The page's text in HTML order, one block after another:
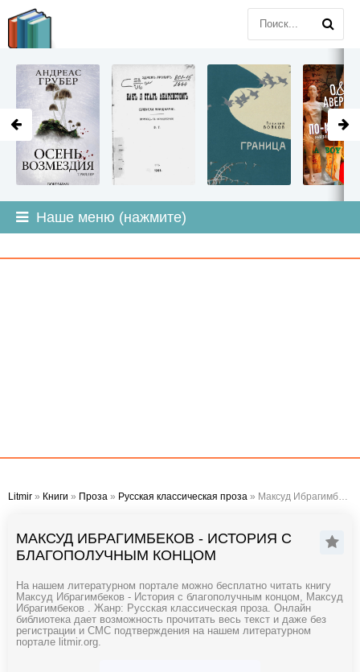
Наше меню (нажмите)
Litmir » Книги » Проза » Русская классическая проза » Максуд Ибрагимбеков - История с благополучным концом
МАКСУД ИБРАГИМБЕКОВ - ИСТОРИЯ С
БЛАГОПОЛУЧНЫМ КОНЦОМ
На нашем литературном портале можно бесплатно читать книгу
Максуд Ибрагимбеков - История с благополучным концом, Максуд
Ибрагимбеков . Жанр: Русская классическая проза. Онлайн
библиотека дает возможность прочитать весь текст и даже без
регистрации и СМС подтверждения на нашем литературном
портале litmir.org.
LITMIR.ORG